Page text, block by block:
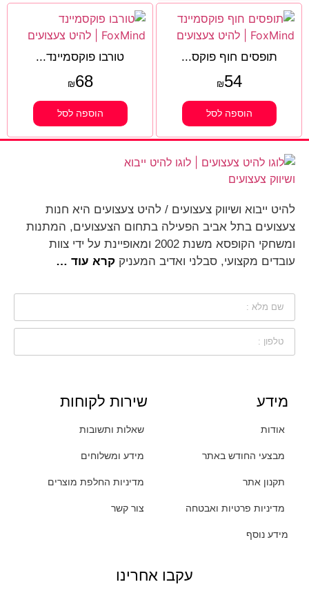
תופסים חוף פוקס...
₪54
הוספה לסל
טורבו פוקסמיינד...
₪68
הוספה לסל
להיט ייבוא ושיווק צעצועים / להיט צעצועים היא חנות
צעצועים בתל אביב הפעילה בתחום הצעצועים, המתנות
ומשחקי הקופסא משנת 2002 ומאופיינת על ידי צוות
עובדים מקצועי, סבלני ואדיב המעניק קרא עוד …
מידע
אודות
מבצעי החודש באתר
תקנון אתר
מדיניות פרטיות ואבטחה
מידע נוסף
שירות לקוחות
שאלות ותשובות
מידע ומשלוחים
מדיניות החלפת מוצרים
צור קשר
עקבו אחרינו